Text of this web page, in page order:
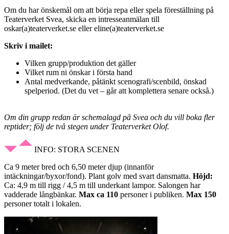
Om du har önskemål om att börja repa eller spela föreställning på
Teaterverket Svea, skicka en intresseanmälan till
oskar(a)teaterverket.se eller eline(a)teaterverket.se
Skriv i mailet:
Vilken grupp/produktion det gäller
Vilket rum ni önskar i första hand
Antal medverkande, påtänkt scenografi/scenbild, önskad
spelperiod. (Det du vet – går att komplettera senare också.)
Om din grupp redan är schemalagd på Svea och du vill boka fler
reptider; följ de två stegen under Teaterverket Olof.
INFO: STORA SCENEN
Ca 9 meter bred och 6,50 meter djup (innanför
intäckningar/byxor/fond). Plant golv med svart dansmatta. Höjd:
Ca: 4,9 m till rigg / 4,5 m till underkant lampor. Salongen har
vadderade långbänkar. Max ca 110 personer i publiken. Max 150
personer totalt i lokalen.